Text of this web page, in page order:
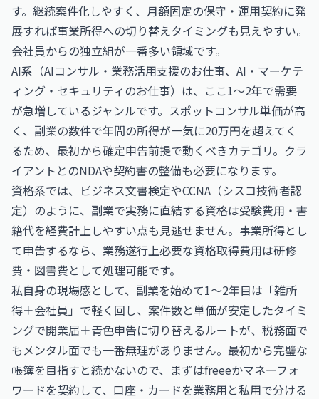
す。継続案件化しやすく、月額固定の保守・運用契約に発
展すれば事業所得への切り替えタイミングも見えやすい。
会社員からの独立組が一番多い領域です。
AI系（AIコンサル・業務活用支援のお仕事、 AI・マーケテ
ィング・セキュリティのお仕事）は、ここ1〜2年で需要
が急増しているジャンルです。スポットコンサル単価が高
く、副業の数件で年間の所得が一気に20万円を超えてく
るため、最初から確定申告前提で動くべきカテゴリ。クラ
イアントとのNDAや契約書の整備も必要になります。
資格系では、 ビジネス文書検定やCCNA（シスコ技術者認
定） のように、副業で実務に直結する資格は受験費用・書
籍代を経費計上しやすい点も見逃せません。事業所得とし
て申告するなら、業務遂行上必要な資格取得費用は研修
費・図書費として処理可能です。
私自身の現場感として、副業を始めて1〜2年目は「雑所
得＋会社員」で軽く回し、案件数と単価が安定したタイミ
ングで開業届＋青色申告に切り替えるルートが、税務面で
もメンタル面でも一番無理がありません。最初から完璧な
帳簿を目指すと続かないので、まずはfreeeかマネーフォ
ワードを契約して、口座・カードを業務用と私用で分ける